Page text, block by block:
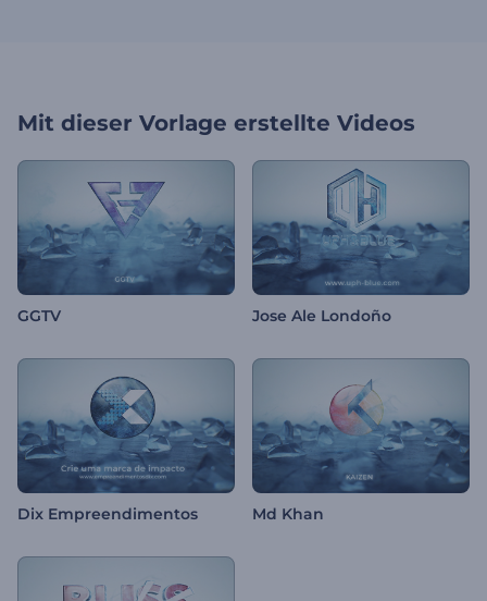
Mit dieser Vorlage erstellte Videos
GGTV Jose Ale Londoño
Dix Empreendimentos Md Khan